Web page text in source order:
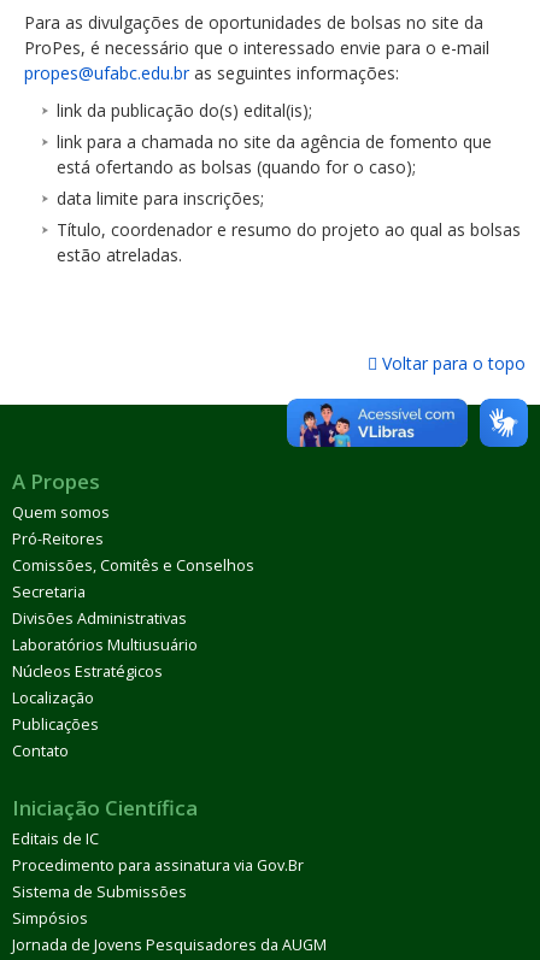
Para as divulgações de oportunidades de bolsas no site da
ProPes, é necessário que o interessado envie para o e-mail
propes@ufabc.edu.bras seguintes informações:
link da publicação do(s) edital(is);
link para a chamada no site da agência de fomento que
está ofertando as bolsas (quando for o caso);
data limite para inscrições;
Título, coordenador e resumo do projeto ao qual as bolsas
estão atreladas.
Voltar para o topo
A Propes
Quem somos
Pró-Reitores
Comissões, Comitês e Conselhos
Secretaria
Divisões Administrativas
Laboratórios Multiusuário
Núcleos Estratégicos
Localização
Publicações
Contato
Iniciação Científica
Editais de IC
Procedimento para assinatura via Gov.Br
Sistema de Submissões
Simpósios
Jornada de Jovens Pesquisadores da AUGM